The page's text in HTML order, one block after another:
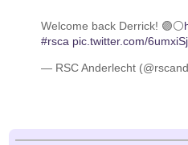
Welcome back Derrick! 🟣⚪
#rsca pic.twitter.com/
— RSC Anderlecht